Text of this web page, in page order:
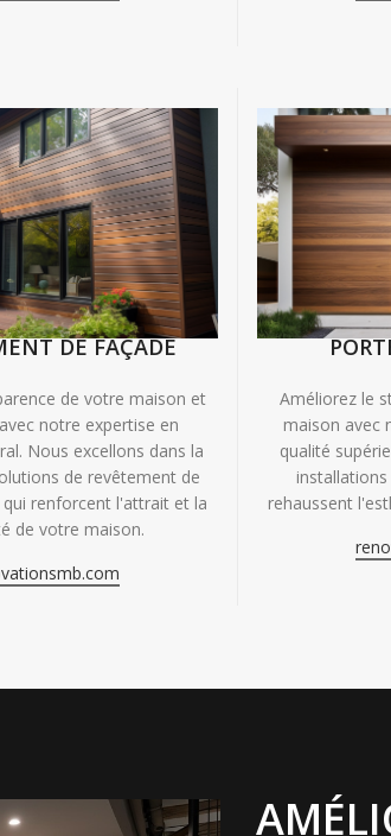
DE FAÇADE
de votre maison et
notre expertise en
Nous excellons dans la
de revêtement de
qui renforcent l'attrait et la
de votre maison.
Améliorez le
maison avec
qualité
rehaussent